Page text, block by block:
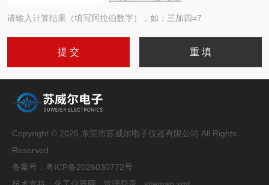
请输入计算结果（填写阿拉伯数字），如：三加四=7
Copyright © 2026 东莞市苏威尔电子仪器有限公司 All Rights
Reserved
备案号： 粤ICP备2026030772号